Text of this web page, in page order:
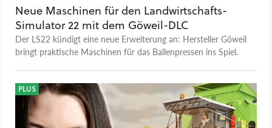
Neue Maschinen für den Landwirtschafts-
Simulator 22 mit dem Göweil-DLC
Der LS22 kündigt eine neue Erweiterung an: Hersteller Göweil
bringt praktische Maschinen für das Ballenpressen ins Spiel.
PLUS